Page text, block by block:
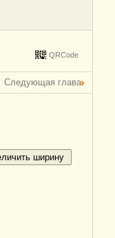
QRCode
Следующая глава